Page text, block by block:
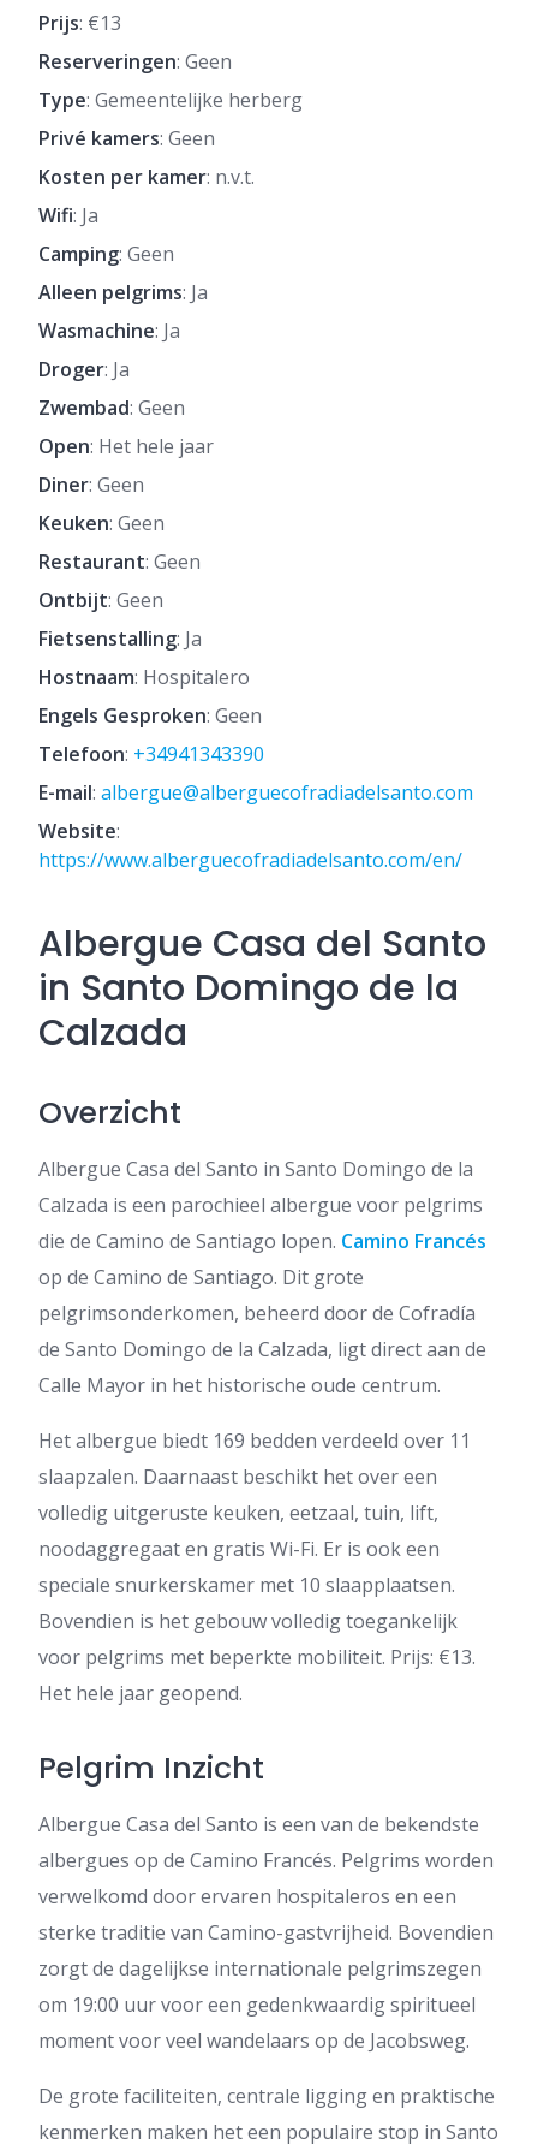
Prijs: €13
Reserveringen: Geen
Type: Gemeentelijke herberg
Privé kamers: Geen
Kosten per kamer: n.v.t.
Wifi: Ja
Camping: Geen
Alleen pelgrims: Ja
Wasmachine: Ja
Droger: Ja
Zwembad: Geen
Open: Het hele jaar
Diner: Geen
Keuken: Geen
Restaurant: Geen
Ontbijt: Geen
Fietsenstalling: Ja
Hostnaam: Hospitalero
Engels Gesproken: Geen
Telefoon: +34941343390
E-mail: albergue@alberguecofradiadelsanto.com
Website:
https://www.alberguecofradiadelsanto.com/en/
Albergue Casa del Santo
in Santo Domingo de la
Calzada
Overzicht
Albergue Casa del Santo in Santo Domingo de la
Calzada is een parochieel albergue voor pelgrims
die de Camino de Santiago lopen. Camino Francés
op de Camino de Santiago. Dit grote
pelgrimsonderkomen, beheerd door de Cofradía
de Santo Domingo de la Calzada, ligt direct aan de
Calle Mayor in het historische oude centrum.
Het albergue biedt 169 bedden verdeeld over 11
slaapzalen. Daarnaast beschikt het over een
volledig uitgeruste keuken, eetzaal, tuin, lift,
noodaggregaat en gratis Wi-Fi. Er is ook een
speciale snurkerskamer met 10 slaapplaatsen.
Bovendien is het gebouw volledig toegankelijk
voor pelgrims met beperkte mobiliteit. Prijs: €13.
Het hele jaar geopend.
Pelgrim Inzicht
Albergue Casa del Santo is een van de bekendste
albergues op de Camino Francés. Pelgrims worden
verwelkomd door ervaren hospitaleros en een
sterke traditie van Camino-gastvrijheid. Bovendien
zorgt de dagelijkse internationale pelgrimszegen
om 19:00 uur voor een gedenkwaardig spiritueel
moment voor veel wandelaars op de Jacobsweg.
De grote faciliteiten, centrale ligging en praktische
kenmerken maken het een populaire stop in Santo